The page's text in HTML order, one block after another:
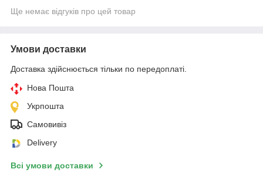
Ще немає відгуків про цей товар
Умови доставки
Доставка здійснюється тільки по передоплаті.
Нова Пошта
Укрпошта
Самовивіз
Delivery
Всі умови доставки